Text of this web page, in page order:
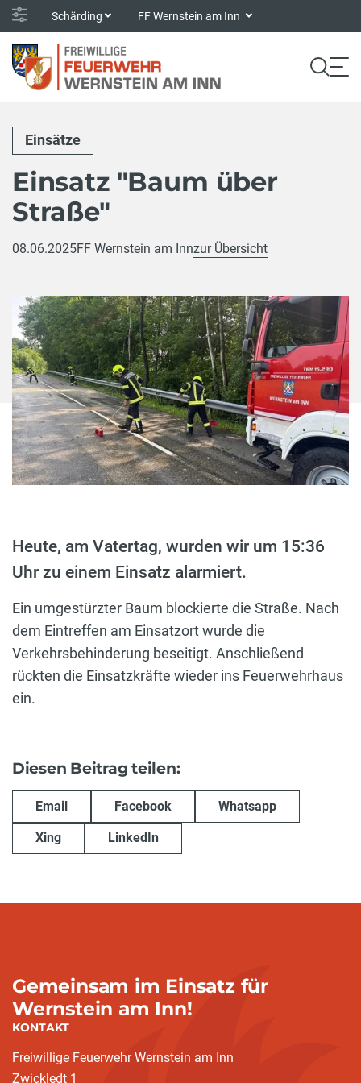
Schärding FF Wernstein am Inn
Einsätze
Einsatz "Baum über
Straße"
08.06.2025FF Wernstein am Innzur Übersicht
Heute, am Vatertag, wurden wir um 15:36
Uhr zu einem Einsatz alarmiert.
Ein umgestürzter Baum blockierte die Straße. Nach
dem Eintreffen am Einsatzort wurde die
Verkehrsbehinderung beseitigt. Anschließend
rückten die Einsatzkräfte wieder ins Feuerwehrhaus
ein.
Diesen Beitrag teilen:
Email Facebook Whatsapp
Xing LinkedIn
Gemeinsam im Einsatz für
Wernstein am Inn!
KONTAKT
Freiwillige Feuerwehr Wernstein am Inn
Zwickledt 1